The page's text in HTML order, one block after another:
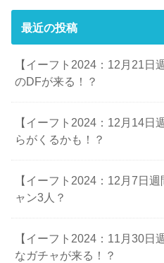
最近の投稿
【イーフト2024：12月21日
のDFが来る！？
【イーフト2024：12月14日
らがくるかも！？
【イーフト2024：12月7日
ャン3人？
【イーフト2024：11月30日
なガチャが来る！？